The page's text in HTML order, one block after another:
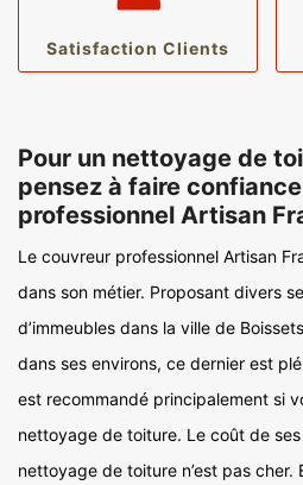
Satisfaction Clients
Pour un nettoyage de
pensez à faire
professionnel Artisan
Le couvreur professionnel Artisan
dans son métier. Proposant divers
d’immeubles dans la ville de
dans ses environs, ce dernier est
est recommandé principalement si
nettoyage de toiture. Le coût de
nettoyage de toiture n’est pas cher.